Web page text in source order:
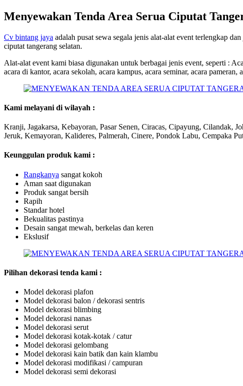
Menyewakan Tenda Area Serua Ciputat
Cv bintang jaya adalah pusat sewa segala jenis alat-alat event terlengkap
ciputat tangerang selatan.
Alat-alat event kami biasa digunakan untuk berbagai jenis event, seperti :
acara di kantor, acara sekolah, acara kampus, acara seminar, acara
Kami melayani di wilayah :
Kranji, Jagakarsa, Kebayoran, Pasar Senen, Ciracas, Cipayung, Cilandak,
Jeruk, Kemayoran, Kalideres, Palmerah, Cinere, Pondok Labu, Cempaka
Keunggulan produk kami :
Rangkanya sangat kokoh
Aman saat digunakan
Produk sangat bersih
Rapih
Standar hotel
Bekualitas pastinya
Desain sangat mewah, berkelas dan keren
Ekslusif
Pilihan dekorasi tenda kami :
Model dekorasi plafon
Model dekorasi balon / dekorasi sentris
Model dekorasi blimbing
Model dekorasi nanas
Model dekorasi serut
Model dekorasi kotak-kotak / catur
Model dekorasi gelombang
Model dekorasi kain batik dan kain klambu
Model dekorasi modifikasi / campuran
Model dekorasi semi dekorasi